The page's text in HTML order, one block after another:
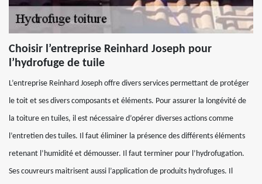
Choisir l’entreprise Reinhard Joseph pour
l’hydrofuge de tuile
L’entreprise Reinhard Joseph offre divers services permettant de protéger
le toit et ses divers composants et éléments. Pour assurer la longévité de
la toiture en tuiles, il est nécessaire d’opérer diverses actions comme
l’entretien des tuiles. Il faut éliminer la présence des différents éléments
retenant l’humidité et démousser. Il faut terminer pour l’hydrofugation.
Ses couvreurs maitrisent aussi l’application de produits hydrofuges. Il